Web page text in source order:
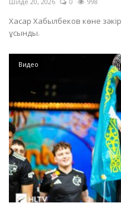
Хасар Хабылбеков көне
ұсынды.
Видео